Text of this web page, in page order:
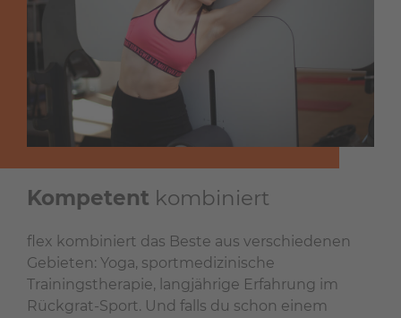
Kompetent kombiniert
flex kombiniert das Beste aus verschiedenen
Gebieten: Yoga, sportmedizinische
Trainingstherapie, langjährige Erfahrung im
Rückgrat-Sport. Und falls du schon einem